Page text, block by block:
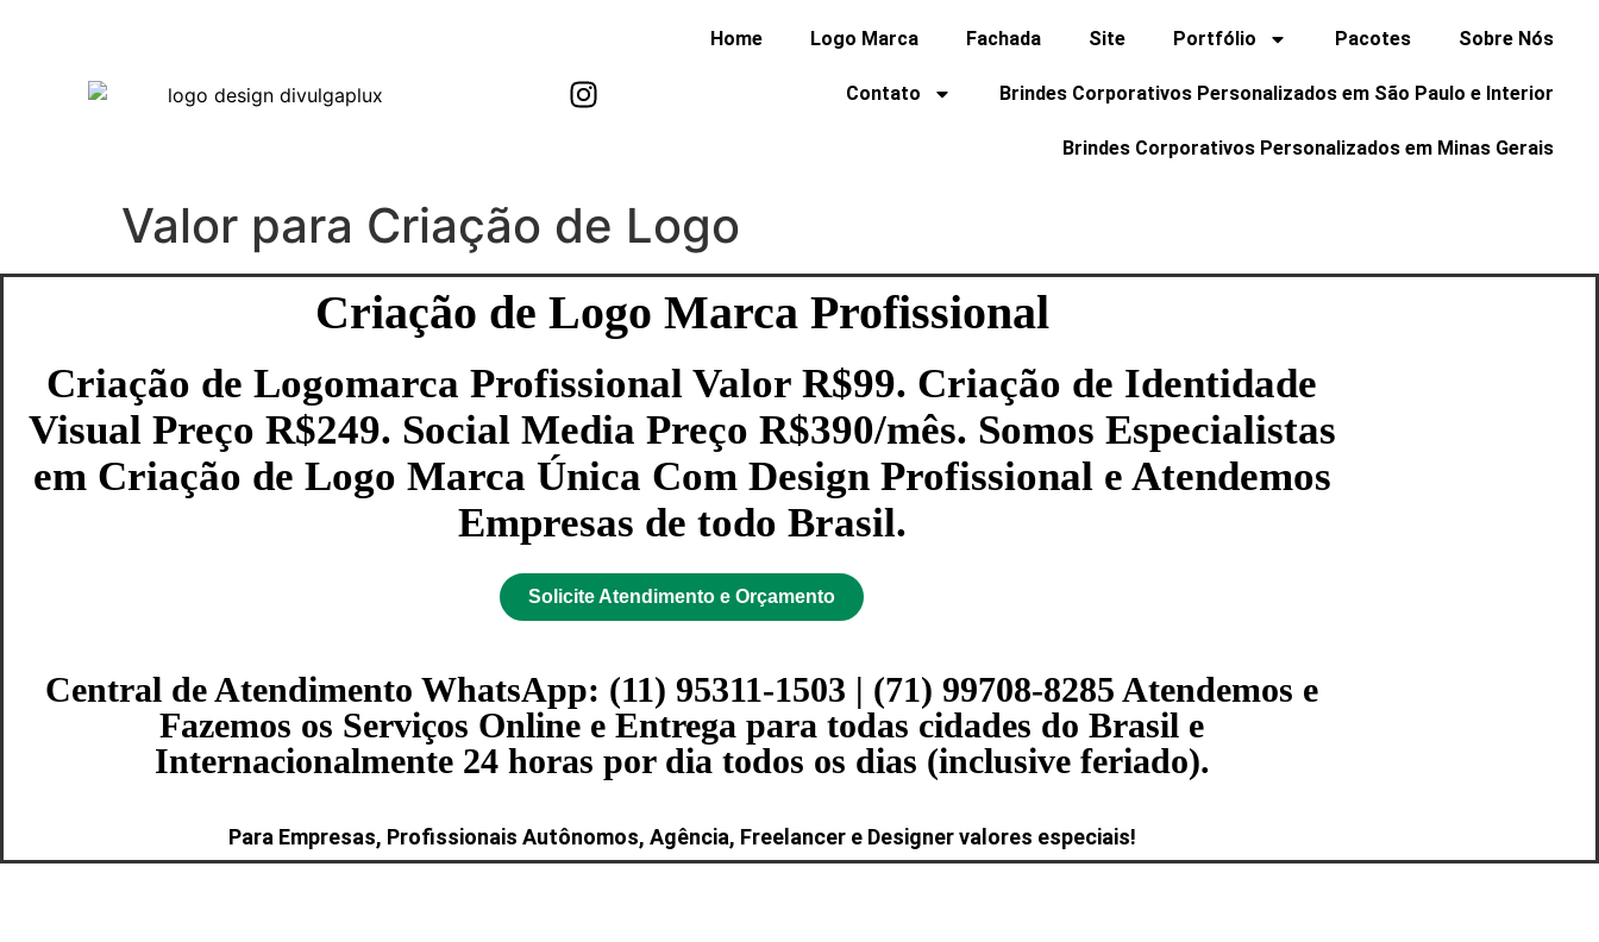
Home Logo Marca Fachada Site Portfólio Pacotes Sobre Nós
Contato Brindes Corporativos Personalizados em São Paulo e Interior
Brindes Corporativos Personalizados em Minas Gerais
Valor para Criação de Logo
Criação de Logo Marca Profissional
Criação de Logomarca Profissional Valor R$99. Criação de Identidade
Visual Preço R$249. Social Media Preço R$390/mês. Somos Especialistas
em Criação de Logo Marca Única Com Design Profissional e Atendemos
Empresas de todo Brasil.
Solicite Atendimento e Orçamento
Central de Atendimento WhatsApp: (11) 95311-1503 | (71) 99708-8285 Atendemos e
Fazemos os Serviços Online e Entrega para todas cidades do Brasil e
Internacionalmente 24 horas por dia todos os dias (inclusive feriado).
Para Empresas, Profissionais Autônomos, Agência, Freelancer e Designer valores especiais!